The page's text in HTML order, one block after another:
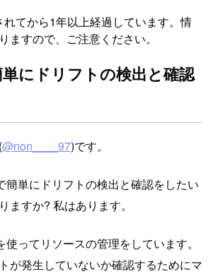
れてから1年以上経過しています。情
ますので、ご注意ください。
にドリフトの検出と確認
@non____97)です。
簡単にドリフトの検出と確認をしたい
ますか? 私はあります。
ってリソースの管理をしています。
が発生していないか確認するためにマ